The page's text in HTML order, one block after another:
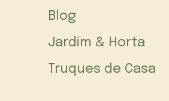
Blog
Jardim & Horta
Truques de Casa